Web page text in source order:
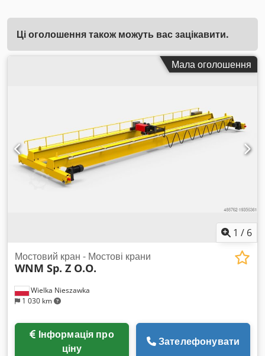
Ці оголошення також можуть вас зацікавити.
Мала оголошення
1 / 6
Wielka Nieszawka
1 030 km
Мостовий кран - Мостові крани
WNM Sp. Z O.O.
ціну
Зателефонувати